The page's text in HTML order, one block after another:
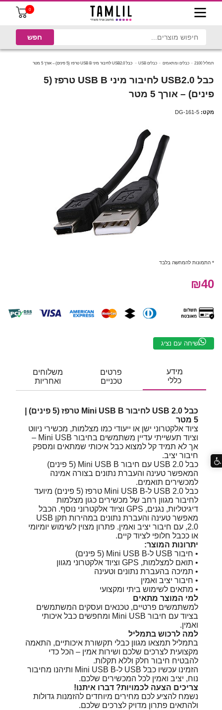
0
תמליל 2100 כבלים ומתאמים כבלים USB כבל USB2.0 לחיבור מיני USB B טרפז (5 פינים) – אורך 5 מטר
כבל USB2.0 לחיבור מיני USB B טרפז (5
פינים) – אורך 5 מטר
מקט: DG-161-5
* התמונות להמחשה בלבד
₪40
שיחה עם נציג
מידע
כללי
פרטים
טכניים
משלוחים
ואחריות
כבל USB 2.0 לחיבור Mini USB B טרפז (5 פינים) |
5 מטר
ציוד אלקטרוני ישן או ייעודי כמו מצלמות, מכשירי ניווט
וציוד תעשייתי עדיין משתמשים בחיבור Mini USB –
אך לא תמיד קל למצוא כבל איכותי שמתאים ומספק
חיבור יציב.
כבל USB 2.0 עם חיבור Mini USB B (5 פינים)
המאפשר טעינה והעברת נתונים בצורה אמינה
למכשירים תואמים.
כבל USB 2.0 ל-Mini USB B טרפז (5 פינים) מיועד
לחיבור מגוון רחב של מכשירים כגון מצלמות
דיגיטליות, נגנים, GPS וציוד אלקטרוני נוסף. הכבל
מאפשר טעינה והעברת נתונים במהירות תקן USB
2.0, עם חיבור יציב ואמין. פתרון מצוין לשימוש יומיומי
או ככבל חלופי לציוד קיים.
יתרונות המוצר:
• חיבור USB ל-Mini USB B (5 פינים)
• תואם למצלמות, GPS וציוד אלקטרוני מגוון
• תמיכה בהעברת נתונים וטעינה
• חיבור יציב ואמין
• מתאים לשימוש ביתי ומקצועי
למי המוצר מתאים
למשתמשים פרטיים, טכנאים ועסקים המשתמשים
בציוד עם חיבור Mini USB ומחפשים כבל איכותי
ואמין.
למה לרכוש בתמליל
בתמליל תמצאו מגוון כבלי תקשורת איכותיים, התאמה
מקצועית לצרכים שלכם ושירות אמין – הכל כדי
להבטיח חיבור חלק וללא תקלות.
הזמינו עכשיו כבל USB ל-Mini USB B ותיהנו מחיבור
נוח, יציב ואמין לכל המכשירים שלכם.
צריכים הצעה לכמויות? דברו איתנו!
נשמח להציע לכם מחירים מיוחדים להזמנות גדולות
ולהתאים פתרון מדויק לצרכים שלכם.